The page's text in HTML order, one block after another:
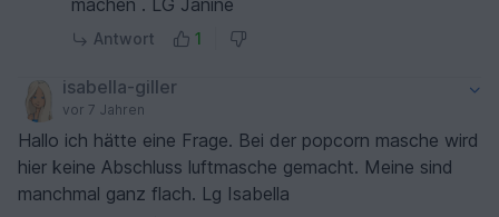
machen . LG Janine
Antwort 1
isabella-giller
vor 7 Jahren
Hallo ich hätte eine Frage. Bei der popcorn masche wird
hier keine Abschluss luftmasche gemacht. Meine sind
manchmal ganz flach. Lg Isabella